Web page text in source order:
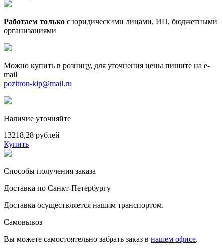
Работаем только с юридическими лицами, ИП, бюджетными
организациями
Можно купить в розницу, для уточнения цены пишите на e-
mail
pozitron-kip@mail.ru
Наличие уточняйте
13218,28 рублей
Купить
Способы получения заказа
Доставка по Санкт-Петербургу
Доставка осуществляется нашим транспортом.
Самовывоз
Вы можете самостоятельно забрать заказ в нашем офисе.